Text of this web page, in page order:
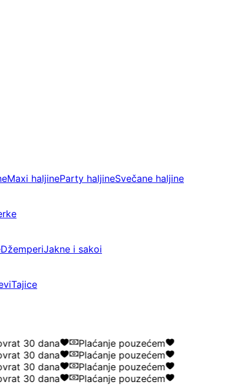
Maxi haljineParty haljineSvečane haljine
DžemperiJakne i sakoi
Tajice
30 dana
Plaćanje pouzećem
30 dana
Plaćanje pouzećem
30 dana
Plaćanje pouzećem
30 dana
Plaćanje pouzećem